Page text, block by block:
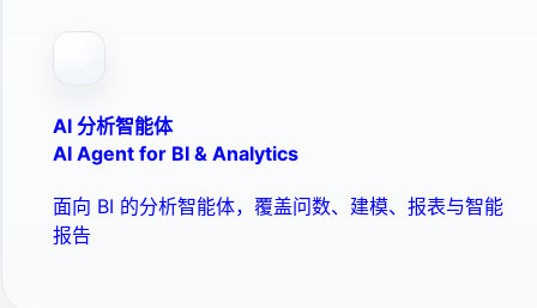
AI 分析智能体
AI Agent for BI & Analytics
面向 BI 的分析智能体，覆盖问数、建模、报表与智能
报告